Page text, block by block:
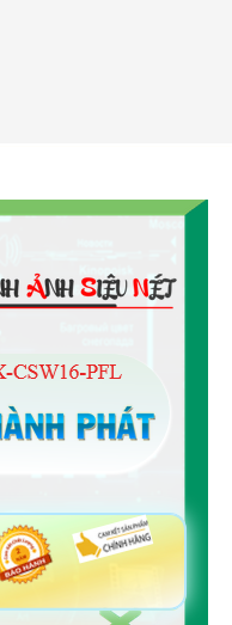
BẠN
Thiết Kế Switch 8 port Khả